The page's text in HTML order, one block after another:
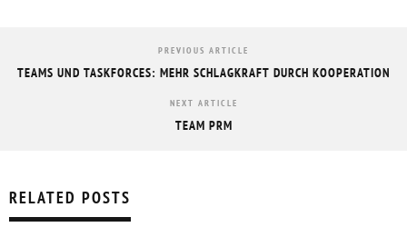
PREVIOUS ARTICLE
TEAMS UND TASKFORCES: MEHR SCHLAGKRAFT DURCH KOOPERATION
NEXT ARTICLE
TEAM PRM
RELATED POSTS